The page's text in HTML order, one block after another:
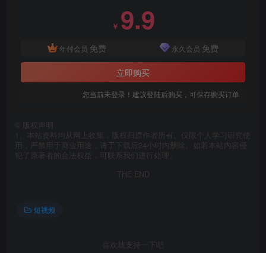
￥ 9.9
年付会员 免费 永久会员 免费
立即购买
您当前未登录！建议登陆后购买，可保存购买订单
版权声明
1、本站资料均从网上收集，版权归原作者所有。仅限个人学习研究使
用，严禁用于商业用途，请于下载后24小时内删除。如若本站内容侵
犯了原著者的合法权益，可联系我们进行处理。
THE END
短视频
喜欢就支持一下吧